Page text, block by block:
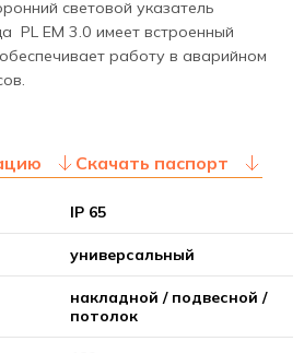
световой указатель
PL EM 3.0 имеет встроенный
работу в аварийном
Скачать паспорт
IP 65
универсальный
накладной / подвесной /
потолок